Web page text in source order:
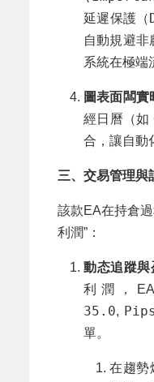
延遲保護（
自動規避非
系統在極端
圖表面闆實
經日曆（如
合，讓自動
三、交易管理
該款EA在持倉
利潤”：
動态追蹤
利潤，
35.0,
單。
在趨勢